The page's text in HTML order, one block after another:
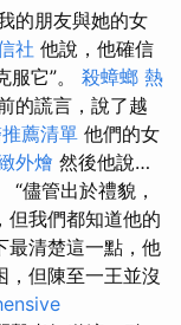
的朋友與她的女
社 他說，他確信
服它”。 殺蟑螂 熱
的謊言，說了越
薦清單 他們的女
外燴 然後他說…
“儘管出於禮貌，
但我們都知道他的
最清楚這一點，他
，但陳至一王並沒